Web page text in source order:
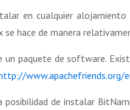
en cualquier
hace de manera
un paquete de software.
www.apachefriends.org/
de instalar